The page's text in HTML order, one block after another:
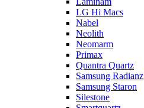
LG Hi Macs
Nabel
Neolith
Neomarm
Primax
Quantra Quartz
Samsung Radianz
Samsung Staron
Silestone